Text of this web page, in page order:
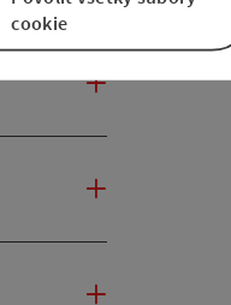
cookie